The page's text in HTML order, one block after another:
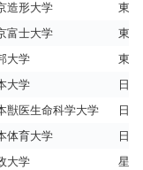
造形大学
東
富士大学
東
大学
東
大学
日
獣医生命科学大学
日
体育大学
日
大学
星